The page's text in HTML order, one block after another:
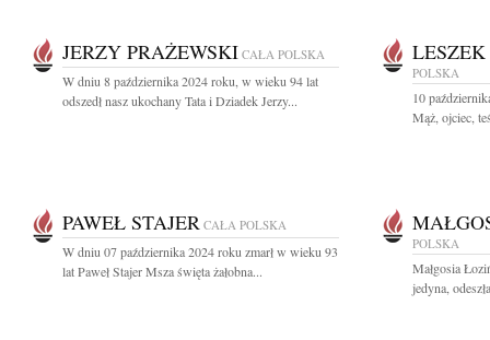
JERZY PRAŻEWSKI CAŁA POLSKA
W dniu 8 października 2024 roku, w wieku 94 lat
odszedł nasz ukochany Tata i Dziadek Jerzy...
POLSKA
10
Mąż, ojciec,
PAWEŁ STAJER CAŁA POLSKA
W dniu 07 października 2024 roku zmarł w wieku 93
lat Paweł Stajer Msza święta żałobna...
POLSKA
Małgosia
jedyna,